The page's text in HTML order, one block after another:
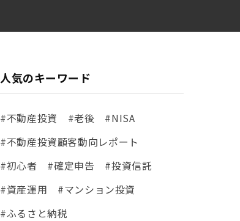
人気のキーワード
#不動産投資 #老後
#NISA
#不動産投資顧客動向レポート
#初心者
#確定申告
#投資信託
#資産運用
#マンション投資
#ふるさと納税